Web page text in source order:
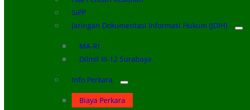
SIPP
Jaringan Dokumentasi Informasi Hukum (JDIH)
MA-RI
Dilmil III-12 Surabaya
Info Perkara
Biaya Perkara